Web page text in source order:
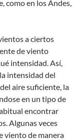
como en los Andes,
a ciertos
de viento
intensidad. Así,
intensidad del
aire suficiente, la
en un tipo de
encontrar
Algunas veces
viento de manera